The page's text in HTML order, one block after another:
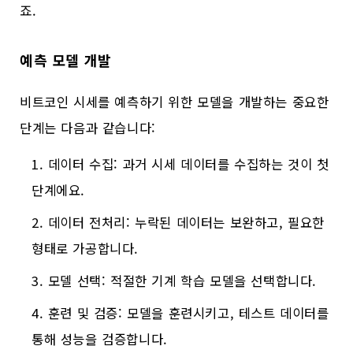
죠.
예측 모델 개발
비트코인 시세를 예측하기 위한 모델을 개발하는 중요한
단계는 다음과 같습니다:
데이터 수집: 과거 시세 데이터를 수집하는 것이 첫
단계에요.
데이터 전처리: 누락된 데이터는 보완하고, 필요한
형태로 가공합니다.
모델 선택: 적절한 기계 학습 모델을 선택합니다.
훈련 및 검증: 모델을 훈련시키고, 테스트 데이터를
통해 성능을 검증합니다.